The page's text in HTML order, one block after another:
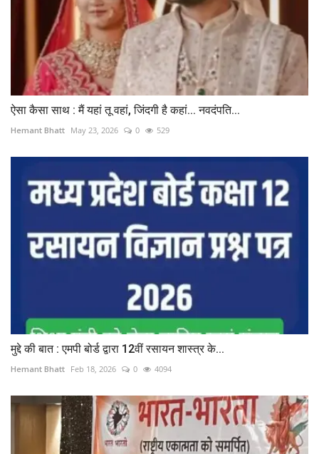
ऐसा कैसा साथ : मैं यहां तू वहां, जिंदगी है कहां... नवदंपति...
Hemant Bhatt May 23, 2026 0 529
मुद्दे की बात : एमपी बोर्ड द्वारा 12वीं रसायन शास्त्र के...
Hemant Bhatt Feb 18, 2026 0 4094